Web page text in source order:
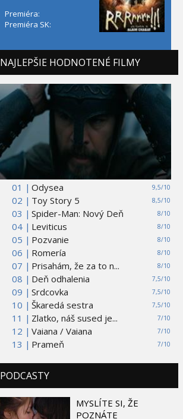
Premiéra:
Premiéra SK:
NAJLEPŠIE HODNOTENÉ FILMY
01 | 9,5/10
Odysea
02 |
8,5/10
Toy Story 5
03 |
8/10
Spider-Man: Nový Deň
04 |
8/10
Leviticus
05 |
8/10
Pozvanie
06 |
8/10
Romería
07 |
8/10
Prisahám, že za to n...
08 |
7,5/10
Deň odhalenia
09 |
7,5/10
Srdcovka
10 |
7,5/10
Škaredá sestra
11 |
7/10
Zlatko, náš sused je...
12 |
7/10
Vaiana / Vaiana
13 |
7/10
Prameň
PODCASTY
MYSLÍTE SI, ŽE
POZNÁTE